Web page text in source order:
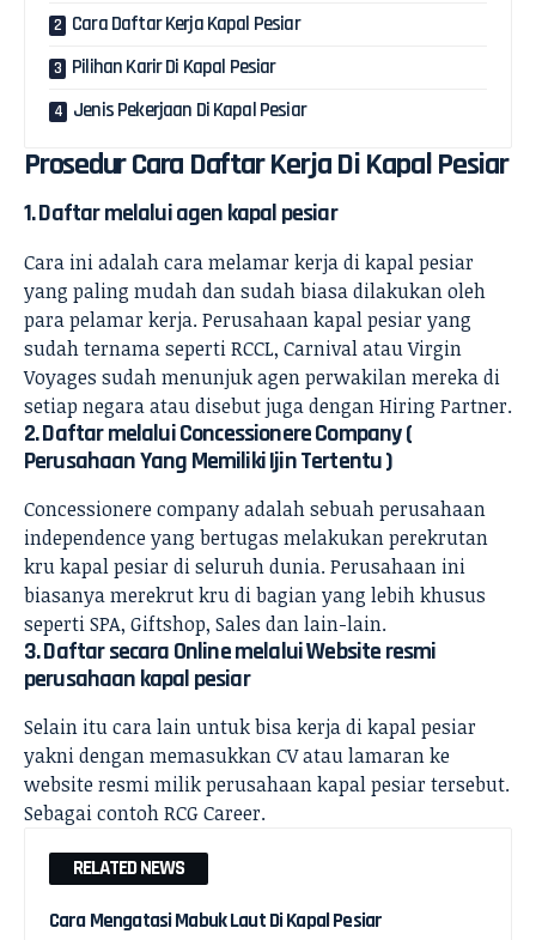
Cara Daftar Kerja Kapal Pesiar
Pilihan Karir Di Kapal Pesiar
Jenis Pekerjaan Di Kapal Pesiar
Prosedur Cara Daftar Kerja Di Kapal Pesiar
1. Daftar melalui agen kapal pesiar
Cara ini adalah cara melamar kerja di kapal pesiar
yang paling mudah dan sudah biasa dilakukan oleh
para pelamar kerja. Perusahaan kapal pesiar yang
sudah ternama seperti RCCL, Carnival atau Virgin
Voyages sudah menunjuk agen perwakilan mereka di
setiap negara atau disebut juga dengan Hiring Partner.
2. Daftar melalui Concessionere Company (
Perusahaan Yang Memiliki Ijin Tertentu )
Concessionere company adalah sebuah perusahaan
independence yang bertugas melakukan perekrutan
kru kapal pesiar di seluruh dunia. Perusahaan ini
biasanya merekrut kru di bagian yang lebih khusus
seperti SPA, Giftshop, Sales dan lain-lain.
3. Daftar secara Online melalui Website resmi
perusahaan kapal pesiar
Selain itu cara lain untuk bisa kerja di kapal pesiar
yakni dengan memasukkan CV atau lamaran ke
website resmi milik perusahaan kapal pesiar tersebut.
Sebagai contohRCG Career.
RELATED NEWS
Cara Mengatasi Mabuk Laut Di Kapal Pesiar